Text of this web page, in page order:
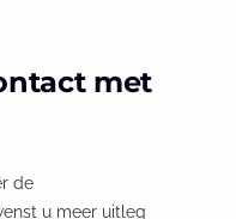
n
)
a
i
met
de
u meer uitleg